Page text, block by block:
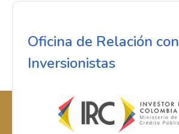
Oficina de Relación con
Inversionistas